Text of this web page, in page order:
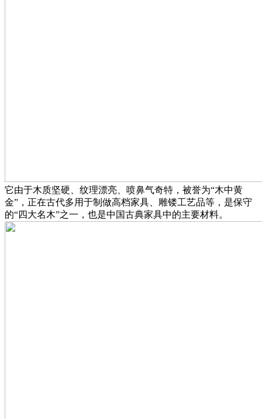
它由于木质坚硬、纹理漂亮、喷鼻气奇特，被誉为“木中黄
金”，正在古代多用于制做高档家具、雕镂工艺品等，是保守
的“四大名木”之一，也是中国古典家具中的主要材料。